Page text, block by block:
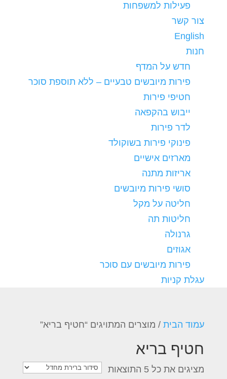
פעילות למשפחות
צור קשר
English
חנות
חדש על המדף
פירות מיובשים טבעיים – ללא תוספת סוכר
חטיפי פירות
ייבוש בהקפאה
לדר פירות
פינוקי פירות בשוקולד
מארזים אישיים
אריזות מתנה
סושי פירות מיובשים
חליטה על מקל
חליטות תה
גרנולה
אגוזים
פירות מיובשים עם סוכר
עגלת קניות
עמוד הבית/ מוצרים המתויגים “חטיף בריא”
חטיף בריא
מציגים את כל ⁦5⁩ התוצאות